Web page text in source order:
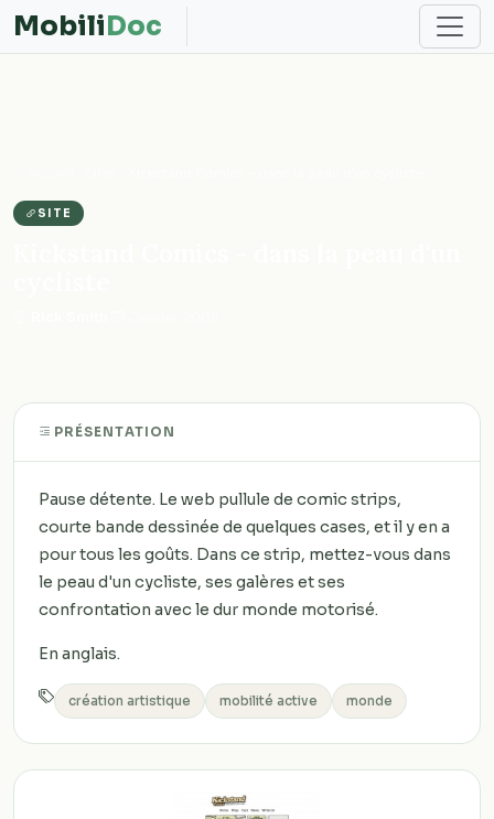
MobiliDoc
SITE
PRÉSENTATION
Pause détente. Le web pullule de comic strips,
courte bande dessinée de quelques cases, et il y en a
pour tous les goûts. Dans ce strip, mettez-vous dans
le peau d'un cycliste, ses galères et ses
confrontation avec le dur monde motorisé.
En anglais.
création artistique mobilité active monde